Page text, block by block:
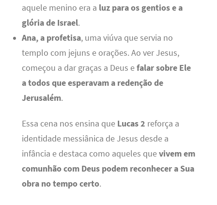
aquele menino era a luz para os gentios e a
glória de Israel.
Ana, a profetisa, uma viúva que servia no
templo com jejuns e orações. Ao ver Jesus,
começou a dar graças a Deus efalar sobre Ele
a todos que esperavam a redenção de
Jerusalém.
Essa cena nos ensina que Lucas 2 reforça a
identidade messiânica de Jesus desde a
infância e destaca como aqueles quevivem em
comunhão com Deus podem reconhecer a Sua
obra no tempo certo.